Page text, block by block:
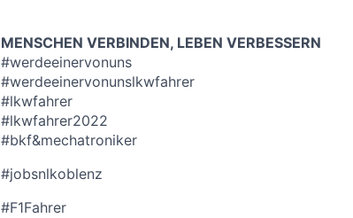
MENSCHEN VERBINDEN, LEBEN VERBESSERN
#werdeeinervonuns
#werdeeinervonunslkwfahrer
#lkwfahrer
#lkwfahrer2022
#bkf&mechatroniker
#jobsnlkoblenz
#F1Fahrer